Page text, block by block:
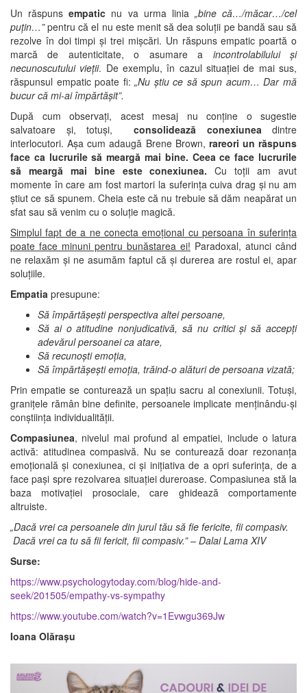
Un răspunsempatic nu va urma linia „bine că…/măcar…/cel
puțin…”pentru că el nu este menit să dea soluții pe bandă sau să
rezolve în doi timpi și trei mișcări. Un răspuns empatic poartă o
marcă de autenticitate, o asumare a incontrolabilului și
necunoscutului vieții. De exemplu, în cazul situației de mai sus,
răspunsul empatic poate fi:„Nu știu ce să spun acum… Dar mă
bucur că mi-ai împărtășit”.
După cum observați, acest mesaj nu conține o sugestie
salvatoare și, totuși, consolidează conexiunea dintre
interlocutori. Așa cum adaugă Brene Brown, rareori un răspuns
face ca lucrurile să meargă mai bine. Ceea ce face lucrurile
să meargă mai bine este conexiunea.Cu toții am avut
momente în care am fost martori la suferința cuiva drag și nu am
știut ce să spunem. Cheia este că nu trebuie să dăm neapărat un
sfat sau să venim cu o soluție magică.
Simplul fapt de a ne conecta emoțional cu persoana în suferința
poate face minuni pentru bunăstarea ei! Paradoxal, atunci când
ne relaxăm și ne asumăm faptul că și durerea are rostul ei, apar
soluțiile.
Empatia presupune:
Să împărtășești perspectiva altei persoane,
Să ai o atitudine nonjudicativă, să nu critici și să accepți
adevărul persoanei ca atare,
Să recunoști emoția,
Să împărtășești emoția, trăind-o alături de persoana vizată;
Prin empatie se conturează un spațiu sacru al conexiunii. Totuși,
granițele rămân bine definite, persoanele implicate menținându-și
conștiința individualității.
Compasiunea, nivelul mai profund al empatiei, include o latura
activă: atitudinea compasivă. Nu se conturează doar rezonanța
emoțională și conexiunea, ci și inițiativa de a opri suferința, de a
face pași spre rezolvarea situației dureroase. Compasiunea stă la
baza motivației prosociale, care ghidează comportamente
altruiste.
„Dacă vrei ca persoanele din jurul tău să fie fericite, fii compasiv.
Dacă vrei ca tu să fii fericit, fii compasiv.” – Dalai Lama XIV
Surse:
https://www.psychologytoday.com/blog/hide-and-
seek/201505/empathy-vs-sympathy
https://www.youtube.com/watch?v=1Evwgu369Jw
Ioana Olărașu